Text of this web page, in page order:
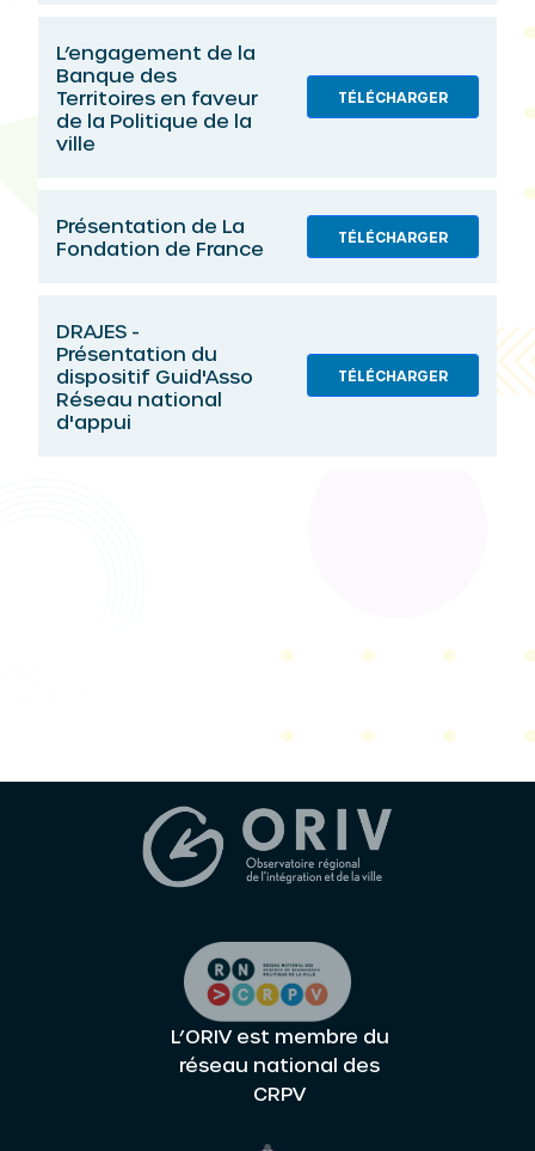
L’engagement de la
Banque des
Territoires en faveur
de la Politique de la
ville
TÉLÉCHARGER
Présentation de La
Fondation de France
TÉLÉCHARGER
DRAJES -
Présentation du
dispositif Guid'Asso
Réseau national
d'appui
TÉLÉCHARGER
L’ORIV est membre du
réseau national des
CRPV